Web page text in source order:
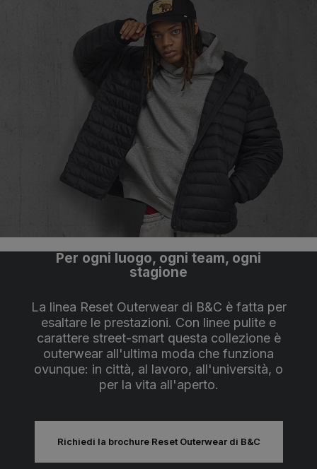
Per ogni luogo, ogni team, ogni
stagione
La linea Reset Outerwear di B&C è fatta per
esaltare le prestazioni. Con linee pulite e
carattere street-smart questa collezione è
outerwear all'ultima moda che funziona
ovunque: in città, al lavoro, all'università, o
per la vita all'aperto.
Richiedi la brochure Reset Outerwear di B&C